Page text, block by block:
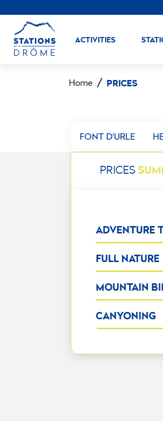
ACTIVITIES
Home PRICES
FONT D'URLE
PRICES
ADVENTURE
FULL NATURE
MOUNTAIN
CANYONING